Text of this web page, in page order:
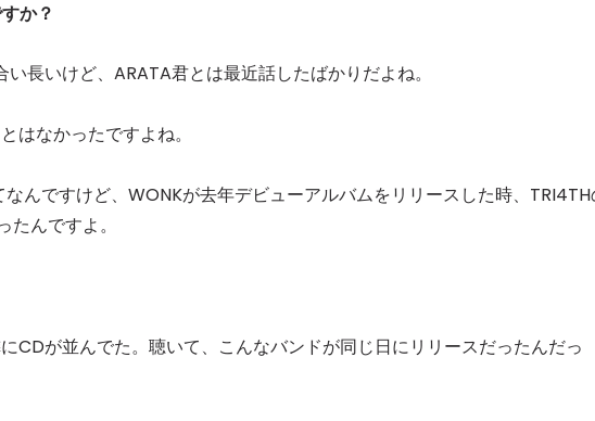
か？
長いけど、ARATA君とは最近話したばかりだよね。
はなかったですよね。
んですけど、WONKが去年デビューアルバムをリリースした時、TRI4TH
んですよ。
CDが並んでた。聴いて、こんなバンドが同じ日にリリースだったんだっ